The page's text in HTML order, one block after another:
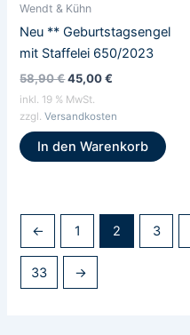
Wendt & Kühn
Neu ** Geburtstagsengel
mit Staffelei 650/2023
58,90€45,00€
inkl. 19 % MwSt.
zzgl.Versandkosten
In den Warenkorb
← 1 2 3
33 →